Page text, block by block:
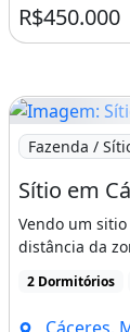
R$450.000
Imagem: Sítio
Fazenda /
Sítio em
Vendo um
distância da
2 Dormitórios